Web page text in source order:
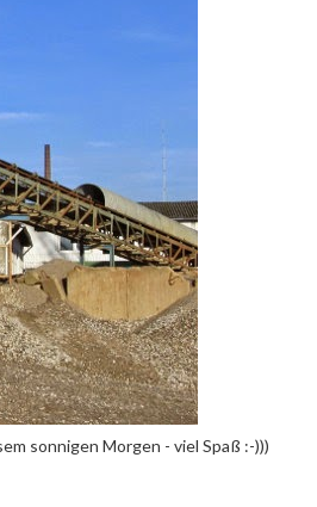
sonnigen Morgen - viel Spaß :-)))